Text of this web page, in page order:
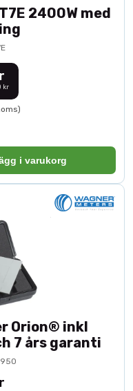
2400W med
kr
i varukorg
Orion® inkl
7 års garanti